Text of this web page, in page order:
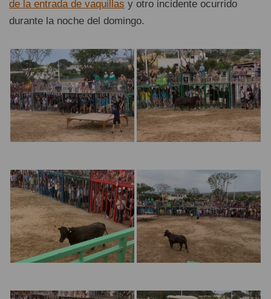
de la entrada de vaquillas y otro incidente ocurrido
durante la noche del domingo.